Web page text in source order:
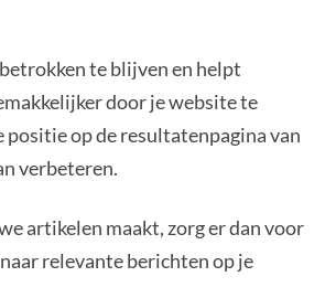
te blijven en helpt
door je website te
positie op de resultatenpagina van
verbeteren.
artikelen maakt, zorg er dan voor
relevante berichten op je